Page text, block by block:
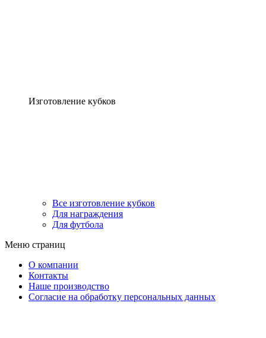
Изготовление кубков
Все изготовление кубков
Для награждения
Для футбола
Меню страниц
О компании
Контакты
Наше производство
Согласие на обработку персональных данных